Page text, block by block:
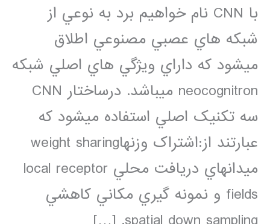
با CNN نام خواهيم برد به نوعي از
شبکه هاي عصبي مصنوعي اطلاق
ميشود که داراي ويژگي هاي اصلي شبکه
neocognitron ميباشد. درساختار CNN
سه تکنيک اصلي استفاده ميشود که
عبارتند از:اشتراک وزنهاweight sharing
ميدانهاي دريافت محلي local receptor
fields و نمونه گيري مکاني کاهشي